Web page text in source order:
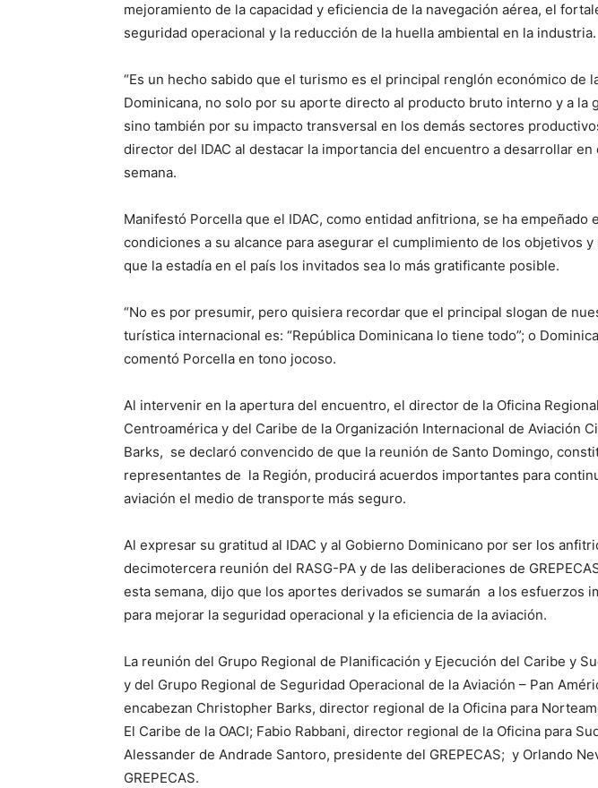
mejoramiento de la capacidad y eficiencia de la navegación aérea, el
seguridad operacional y la reducción de la huella ambiental en la industria.
“Es un hecho sabido que el turismo es el principal renglón económico de
Dominicana, no solo por su aporte directo al producto bruto interno y a la
sino también por su impacto transversal en los demás sectores
director del IDAC al destacar la importancia del encuentro a desarrollar
semana.
Manifestó Porcella que el IDAC, como entidad anfitriona, se ha empeñado
condiciones a su alcance para asegurar el cumplimiento de los objetivos y
que la estadía en el país los invitados sea lo más gratificante posible.
“No es por presumir, pero quisiera recordar que el principal slogan de
turística internacional es: “República Dominicana lo tiene todo”; o
comentó Porcella en tono jocoso.
Al intervenir en la apertura del encuentro, el director de la Oficina
Centroamérica y del Caribe de la Organización Internacional de Aviación
Barks, se declaró convencido de que la reunión de Santo Domingo,
representantes de la Región, producirá acuerdos importantes para
aviación el medio de transporte más seguro.
Al expresar su gratitud al IDAC y al Gobierno Dominicano por ser los
decimotercera reunión del RASG-PA y de las deliberaciones de
esta semana, dijo que los aportes derivados se sumarán a los esfuerzos
para mejorar la seguridad operacional y la eficiencia de la aviación.
La reunión del Grupo Regional de Planificación y Ejecución del Caribe y
y del Grupo Regional de Seguridad Operacional de la Aviación – Pan
encabezan Christopher Barks, director regional de la Oficina para
El Caribe de la OACI; Fabio Rabbani, director regional de la Oficina para
Alessander de Andrade Santoro, presidente del GREPECAS; y Orlando
GREPECAS.